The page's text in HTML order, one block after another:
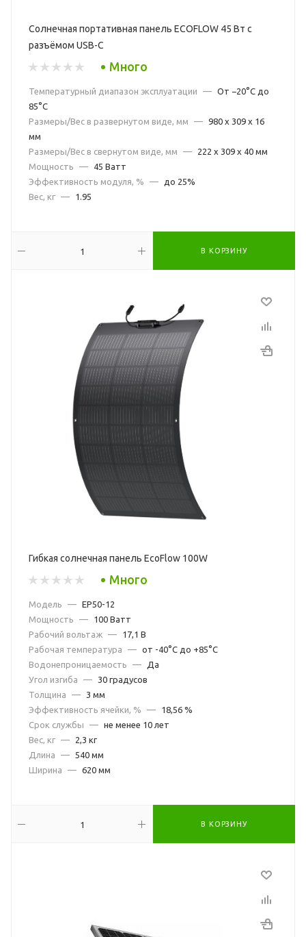
Солнечная портативная панель ECOFLOW 45 Вт с
разъёмом USB-C
Много
Температурный диапазон эксплуатации — От −20°C до
85°C
Размеры/Вес в развернутом виде, мм
— 980 x 309 x 16
мм
Размеры/Вес в свернутом виде, мм
—
222 x 309 x 40 мм
Мощность
—
45 Ватт
Эффективность модуля, %
—
до 25%
Вес, кг — 1.95
В КОРЗИНУ
Гибкая солнечная панель EcoFlow 100W
Много
Модель — EP50-12
Мощность
—
100 Ватт
Рабочий вольтаж —
17,1 В
Рабочая температура
— от -40°С до +85°С
Водонепроницаемость
—
Да
Угол изгиба
—
30 градусов
Толщина
—
3 мм
Эффективность ячейки, %
—
18,56 %
Срок службы
— не менее 10 лет
Вес, кг —
2,3 кг
Длина
— 540 мм
Ширина
— 620 мм
В КОРЗИНУ